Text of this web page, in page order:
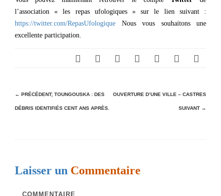
l’association « les repas ufologiques » sur le lien suivant :
https://twitter.com/RepasUfologique Nous vous souhaitons une
excellente participation.
N
a
a
← PRÉCÉDENT; TOUNGOUSKA : DES
DÉBRIS IDENTIFIÉS CENT ANS APRÈS.
OUVERTURE D’UNE VILLE – CASTRES
SUIVANT →
Laisser un Commentaire
COMMENTAIRE